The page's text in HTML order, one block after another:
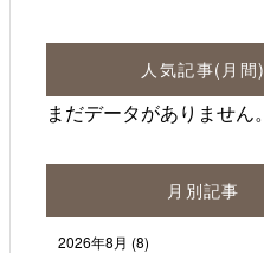
人気記事(月間)
まだデータがありません。
月別記事
2026年8月 (8)